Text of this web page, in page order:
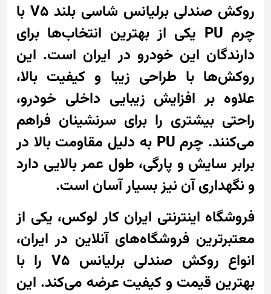
روکش صندلی برلیانس شاسی بلند V5 با
چرم PU یکی از بهترین انتخاب‌ها برای
دارندگان این خودرو در ایران است. این
روکش‌ها با طراحی زیبا و کیفیت بالا،
علاوه بر افزایش زیبایی داخلی خودرو،
راحتی بیشتری را برای سرنشینان فراهم
می‌کنند. چرم PU به دلیل مقاومت بالا در
برابر سایش و پارگی، طول عمر بالایی دارد
و نگهداری آن نیز بسیار آسان است.
فروشگاه اینترنتی ایران کار لوکس، یکی از
معتبرترین فروشگاه‌های آنلاین در ایران،
انواع روکش صندلی برلیانس V5 را با
بهترین قیمت و کیفیت عرضه می‌کند. این